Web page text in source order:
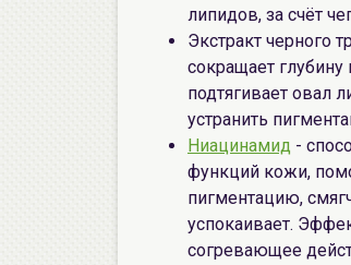
липидов, за счёт
Экстракт
сокращает
подтягивает овал
устранить
Ниацинамид -
функций кожи,
пигментацию,
успокаивает.
согревающее